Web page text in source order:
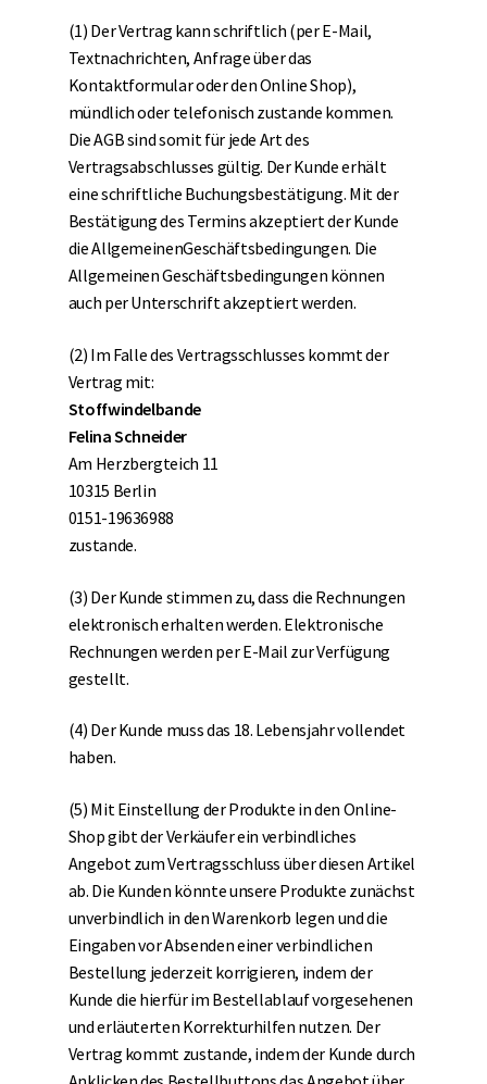
(1) Der Vertrag kann schriftlich (per E-Mail,
Textnachrichten, Anfrage über das
Kontaktformular oder den Online Shop),
mündlich oder telefonisch zustande kommen.
Die AGB sind somit für jede Art des
Vertragsabschlusses gültig. Der Kunde erhält
eine schriftliche Buchungsbestätigung. Mit der
Bestätigung des Termins akzeptiert der Kunde
die AllgemeinenGeschäftsbedingungen. Die
Allgemeinen Geschäftsbedingungen können
auch per Unterschrift akzeptiert werden.
(2) Im Falle des Vertragsschlusses kommt der
Vertrag mit:
Stoffwindelbande
Felina Schneider
Am Herzbergteich 11
10315 Berlin
0151-19636988
zustande.
(3) Der Kunde stimmen zu, dass die Rechnungen
elektronisch erhalten werden. Elektronische
Rechnungen werden per E-Mail zur Verfügung
gestellt.
(4) Der Kunde muss das 18. Lebensjahr vollendet
haben.
(5) Mit Einstellung der Produkte in den Online-
Shop gibt der Verkäufer ein verbindliches
Angebot zum Vertragsschluss über diesen Artikel
ab. Die Kunden könnte unsere Produkte zunächst
unverbindlich in den Warenkorb legen und die
Eingaben vor Absenden einer verbindlichen
Bestellung jederzeit korrigieren, indem der
Kunde die hierfür im Bestellablauf vorgesehenen
und erläuterten Korrekturhilfen nutzen. Der
Vertrag kommt zustande, indem der Kunde durch